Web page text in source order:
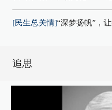
[民生总关情]“深梦扬帆”，
追思